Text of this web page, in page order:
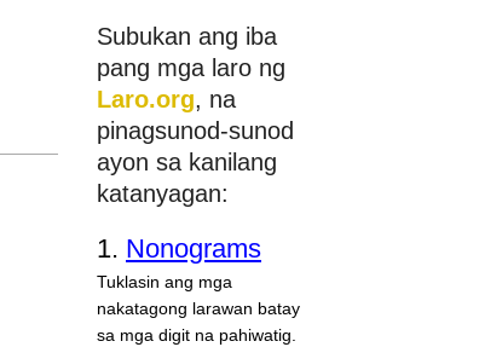
Subukan ang iba
pang mga laro ng
Laro.org, na
pinagsunod-sunod
ayon sa kanilang
katanyagan:
1. Nonograms
Tuklasin ang mga
nakatagong larawan batay
sa mga digit na pahiwatig.